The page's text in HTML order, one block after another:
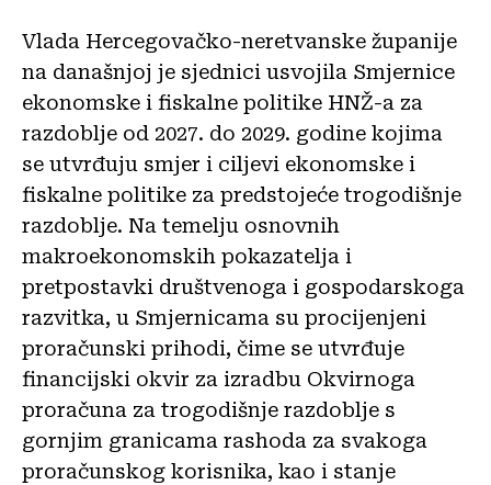
Vlada Hercegovačko-neretvanske županije
na današnjoj je sjednici usvojila Smjernice
ekonomske i fiskalne politike HNŽ-a za
razdoblje od 2027. do 2029. godine kojima
se utvrđuju smjer i ciljevi ekonomske i
fiskalne politike za predstojeće trogodišnje
razdoblje. Na temelju osnovnih
makroekonomskih pokazatelja i
pretpostavki društvenoga i gospodarskoga
razvitka, u Smjernicama su procijenjeni
proračunski prihodi, čime se utvrđuje
financijski okvir za izradbu Okvirnoga
proračuna za trogodišnje razdoblje s
gornjim granicama rashoda za svakoga
proračunskog korisnika, kao i stanje